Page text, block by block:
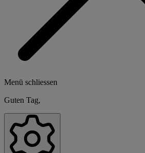
Menü schliessen
Guten Tag,